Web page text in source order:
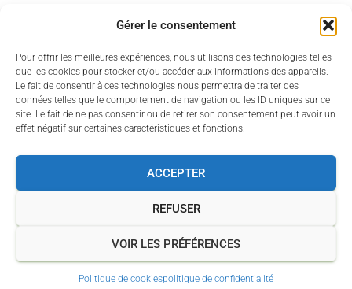
Gérer le consentement
Pour offrir les meilleures expériences, nous utilisons des technologies telles
que les cookies pour stocker et/ou accéder aux informations des appareils.
Le fait de consentir à ces technologies nous permettra de traiter des
données telles que le comportement de navigation ou les ID uniques sur ce
site. Le fait de ne pas consentir ou de retirer son consentement peut avoir un
effet négatif sur certaines caractéristiques et fonctions.
ACCEPTER
REFUSER
VOIR LES PRÉFÉRENCES
Politique de cookiespolitique de confidentialité
août 2019
juillet 2019
juin 2019
Hestia | Développé parThemeIsle